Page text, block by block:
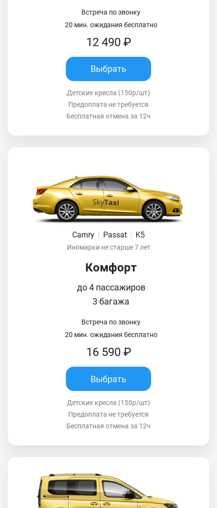
Встреча по звонку
20 мин. ожидания бесплатно
12 490 ₽
Выбрать
Детские кресла (150р/шт)
Предоплата не требуется
Бесплатная отмена за 12ч
Camry Passat K5
Иномарки не старше 7 лет
Комфорт
до 4 пассажиров
3 багажа
Встреча по звонку
20 мин. ожидания бесплатно
16 590 ₽
Выбрать
Детские кресла (150р/шт)
Предоплата не требуется
Бесплатная отмена за 12ч